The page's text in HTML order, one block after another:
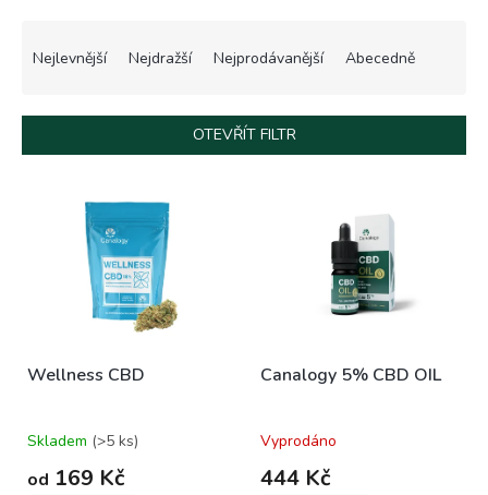
í
Nejlevnější Nejdražší Nejprodávanější Abecedně
OTEVŘÍT FILTR
d
t
ů
Wellness CBD
Skladem (>5 ks)
od 169 Kč
Canalogy 5% CBD OIL
Vyprodáno
444 Kč